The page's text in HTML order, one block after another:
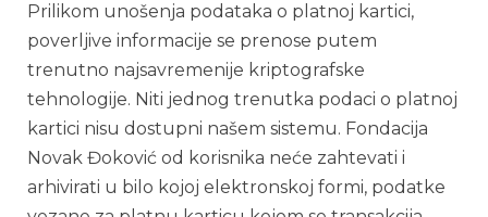
Prilikom unošenja podataka o platnoj kartici,
poverljive informacije se prenose putem
trenutno najsavremenije kriptografske
tehnologije. Niti jednog trenutka podaci o platnoj
kartici nisu dostupni našem sistemu. Fondacija
Novak Đoković od korisnika neće zahtevati i
arhivirati u bilo kojoj elektronskoj formi, podatke